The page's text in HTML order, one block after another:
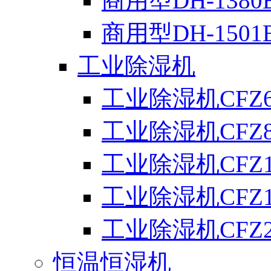
商用型DH-
工业除湿机
工业除湿机
工业除湿机
工业除湿机
工业除湿机
工业除湿机
恒温恒湿机